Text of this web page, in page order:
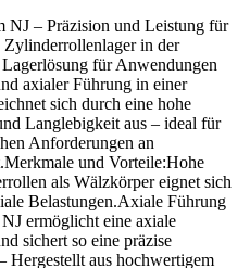
– Präzision und Leistung für
Zylinderrollenlager in der
für Anwendungen
axialer Führung in einer
sich durch eine hohe
Langlebigkeit aus – ideal für
Anforderungen an
und Vorteile:Hohe
als Wälzkörper eignet sich
Belastungen.Axiale Führung
ermöglicht eine axiale
sichert so eine präzise
Hergestellt aus hochwertigem